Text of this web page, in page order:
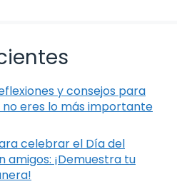
y consejos para
eres lo más importante
celebrar el Día del
amigos: ¡Demuestra tu